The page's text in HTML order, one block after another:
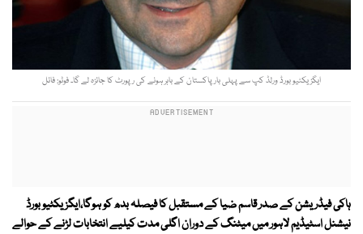
ایگزیکٹیو بورڈ ورلڈ کپ سے پہلی بار پاکستان کے باہر ہونے کی رپورٹ کا جائزہ لے گا۔ فوٹو: فائل
ہاکی فیڈریشن کے صدر قاسم ضیا کے مستقبل کا فیصلہ بدھ کو ہوگا،ایگزیکٹیو بورڈ
نیشنل اسٹیڈیم لاہور میں میٹنگ کے دوران اگلی مدت کیلیے انتخابات لڑنے کے حوالے